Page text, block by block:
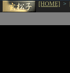
[HOME] >